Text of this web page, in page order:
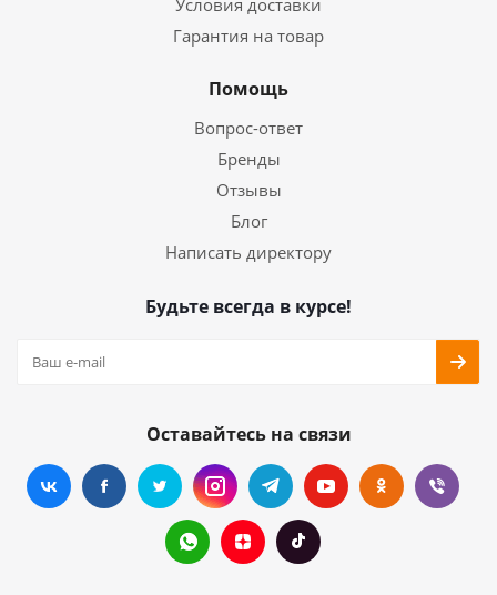
Условия доставки
Гарантия на товар
Помощь
Вопрос-ответ
Бренды
Отзывы
Блог
Написать директору
Будьте всегда в курсе!
Оставайтесь на связи